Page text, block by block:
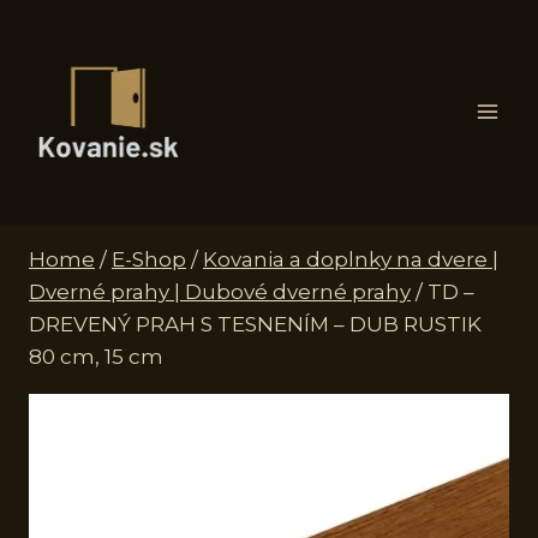
Home / E-Shop / Kovania a doplnky na dvere |
Dverné prahy | Dubové dverné prahy / TD –
DREVENÝ PRAH S TESNENÍM – DUB RUSTIK
80 cm, 15 cm